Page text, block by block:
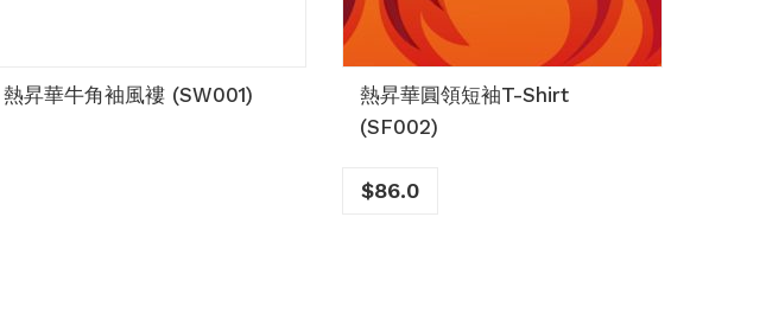
熱昇華牛角袖風褸 (SW001)
熱昇華圓領短袖T-Shirt
(SF002)
$86.0